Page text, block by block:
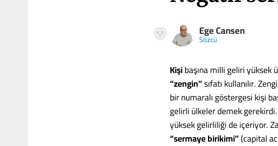
Ege Cansen
Sözcü
Kişibaşına milli geliri
“zengin”sıfatı kullanılır.
bir numaralı göstergesi kişi
gelirli ülkeler demek
yüksek gelirliliği de içeriyor.
“sermaye birikimi”(capital